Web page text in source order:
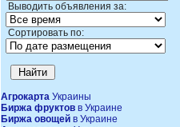
Выводить объявления за:
Сортировать по:
Агрокарта Украины
Биржа фруктов в Украине
Биржа овощей в Украине